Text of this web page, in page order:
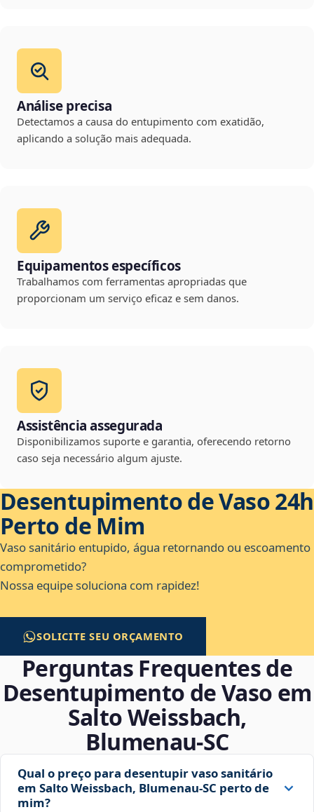
Análise precisa
Detectamos a causa do entupimento com exatidão,
aplicando a solução mais adequada.
Equipamentos específicos
Trabalhamos com ferramentas apropriadas que
proporcionam um serviço eficaz e sem danos.
Assistência assegurada
Disponibilizamos suporte e garantia, oferecendo retorno
caso seja necessário algum ajuste.
Desentupimento de Vaso 24h
Perto de Mim
Vaso sanitário entupido, água retornando ou escoamento
comprometido?
Nossa equipe soluciona com rapidez!
SOLICITE SEU ORÇAMENTO
Perguntas Frequentes de
Desentupimento de Vaso em
Salto Weissbach,
Blumenau‑SC
Qual o preço para desentupir vaso sanitário
em Salto Weissbach, Blumenau‑SC perto de
mim?